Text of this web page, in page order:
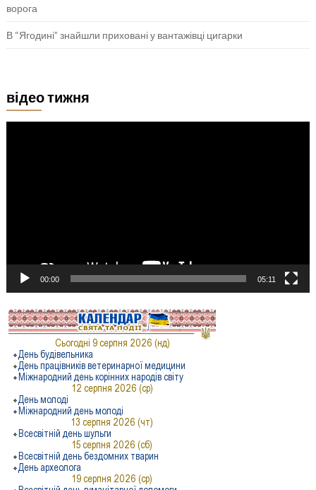
ворога
В “Ягодині” знайшли приховані у вантажівці цигарки
відео тижня
00:00 05:11